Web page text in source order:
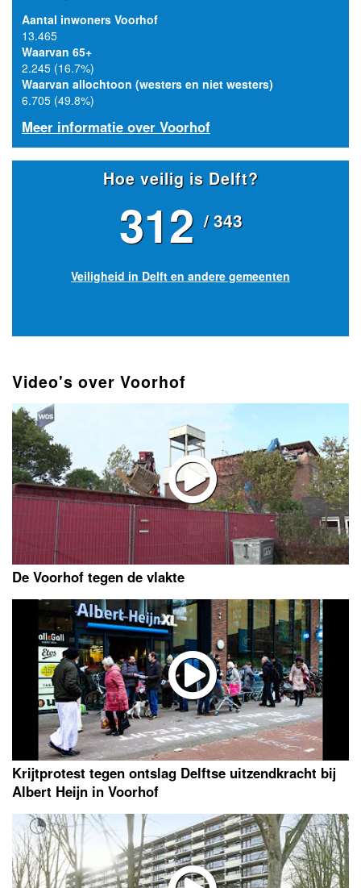
Aantal inwoners Voorhof
13.465
Waarvan 65+
2.245 (16.7%)
Waarvan allochtoon (westers en niet westers)
6.705 (49.8%)
Meer informatie over Voorhof
Hoe veilig is Delft?
312 / 343
Veiligheid in Delft en andere gemeenten
Video's over Voorhof
De Voorhof tegen de vlakte
Krijtprotest tegen ontslag Delftse uitzendkracht bij
Albert Heijn in Voorhof